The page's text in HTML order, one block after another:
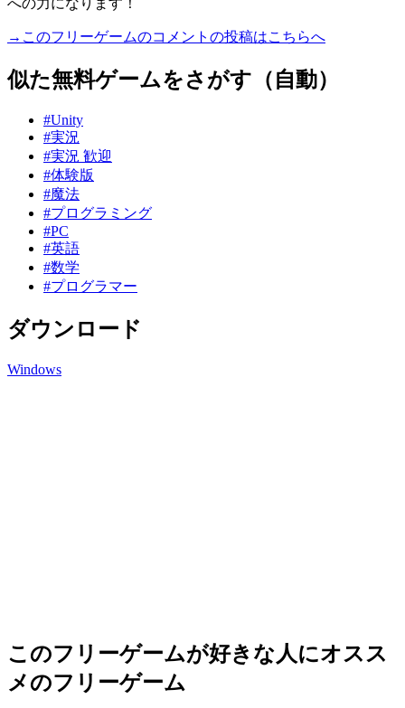
→このフリーゲームのコメントの投稿はこちらへ
似た無料ゲームをさがす（自動）
#Unity
#実況
#実況 歓迎
#体験版
#魔法
#プログラミング
#PC
#英語
#数学
#プログラマー
ダウンロード
Windows
このフリーゲームが好きな人にオスス
メのフリーゲーム